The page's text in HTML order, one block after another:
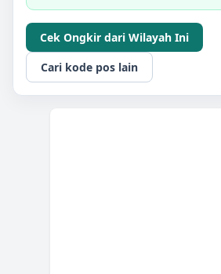
Cek Ongkir dari Wilayah Ini
Cari kode pos lain